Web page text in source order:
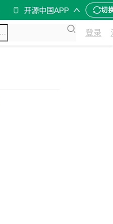
开源中国APP 切
登录